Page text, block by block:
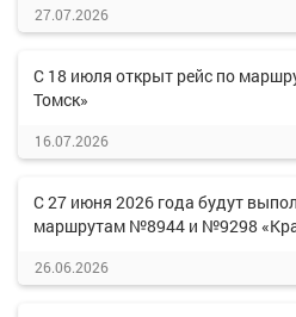
27.07.2026
С 18 июля открыт рейс по
Томск»
16.07.2026
С 27 июня 2026 года будут
маршрутам №8944 и №9298
26.06.2026